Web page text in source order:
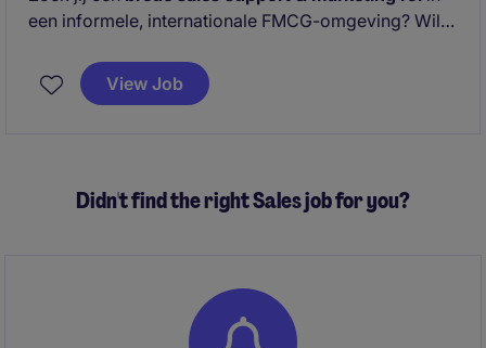
een informele, internationale FMCG-omgeving? Wil
Lees dan snel verder en ontdek jouw volgende stap!
View Job
Didn't find the right Sales job for you?